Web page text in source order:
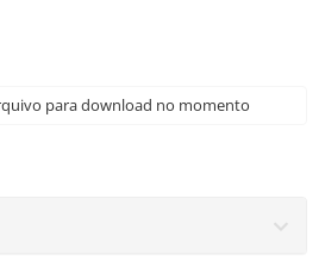
para download no momento